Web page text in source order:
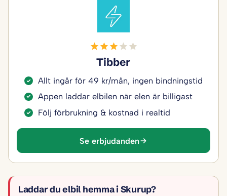
Tibber
Allt ingår för 49 kr/mån, ingen bindningstid
Appen laddar elbilen när elen är billigast
Följ förbrukning & kostnad i realtid
Se erbjudanden
Laddar du elbil hemma i Skurup?